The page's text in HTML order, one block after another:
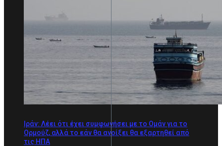
Ιράν: Λέει ότι έχει συμφωνήσει με το Ομάν για το
Ορμούζ, αλλά το εάν θα ανοίξει θα εξαρτηθεί από
τις ΗΠΑ